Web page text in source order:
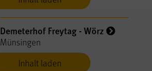
Inhalt laden
Demeterhof Freytag - Wörz
Münsingen